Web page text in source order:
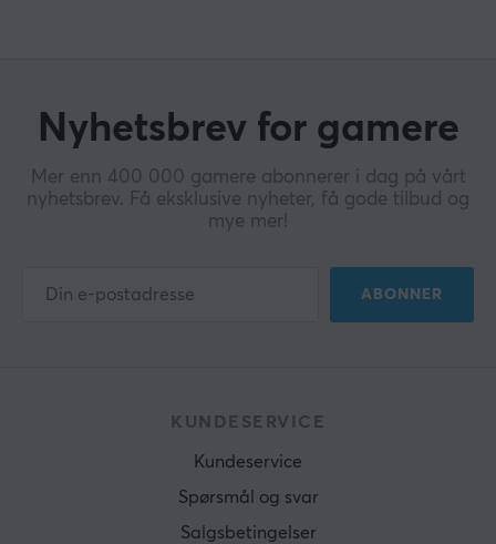
Nyhetsbrev for gamere
Mer enn 400 000 gamere abonnerer i dag på vårt
nyhetsbrev. Få eksklusive nyheter, få gode tilbud og
mye mer!
ABONNER
KUNDESERVICE
Kundeservice
Spørsmål og svar
Salgsbetingelser